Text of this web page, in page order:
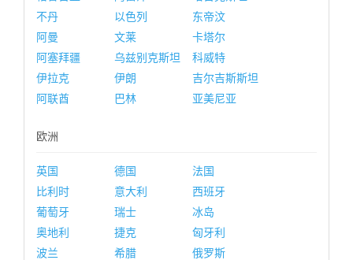
不丹
以色列
东帝汶
阿曼
文莱
卡塔尔
阿塞拜疆
乌兹别克斯坦
科威特
伊拉克
伊朗
吉尔吉斯斯坦
阿联酋
巴林 亚美尼亚
欧洲
英国 德国
法国
比利时
意大利
西班牙
葡萄牙
瑞士
冰岛
奥地利
捷克
匈牙利
波兰
希腊
俄罗斯